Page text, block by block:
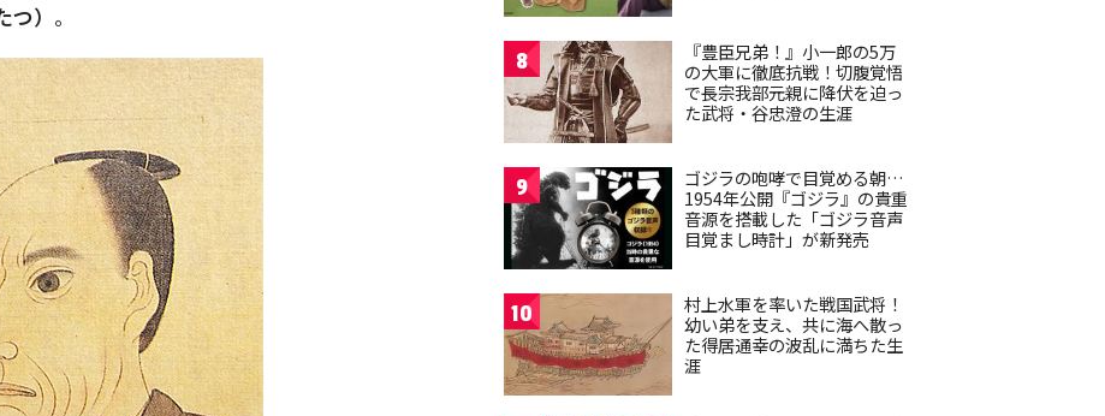
） 。
8
『豊臣兄弟！』小一郎の5万
の大軍に徹底抗戦！切腹覚悟
で長宗我部元親に降伏を迫っ
た武将・谷忠澄の生涯
9
ゴジラの咆哮で目覚める朝…
1954年公開『ゴジラ』の貴重
音源を搭載した「ゴジラ音声
目覚まし時計」が新発売
10
村上水軍を率いた戦国武将！
幼い弟を支え、共に海へ散っ
た得居通幸の波乱に満ちた生
涯